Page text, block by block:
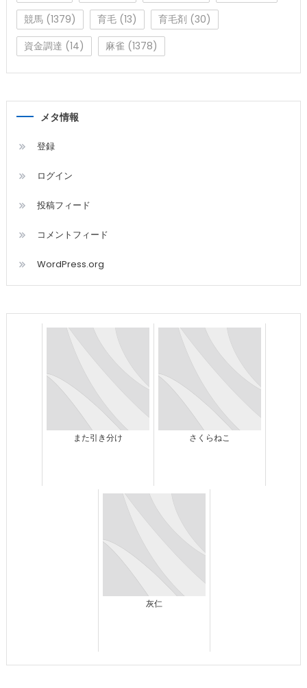
競馬(1379) 育毛(13) 育毛剤 (30)
資金調達 (14) 麻雀 (1378)
メタ情報
登録
ログイン
投稿フィード
コメントフィード
WordPress.org
また引き分け さくらねこ
灰仁